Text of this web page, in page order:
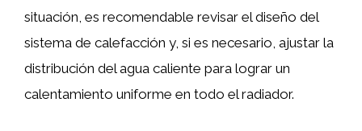
situación, es recomendable revisar el diseño del
sistema de calefacción y, si es necesario, ajustar la
distribución del agua caliente para lograr un
calentamiento uniforme en todo el radiador.